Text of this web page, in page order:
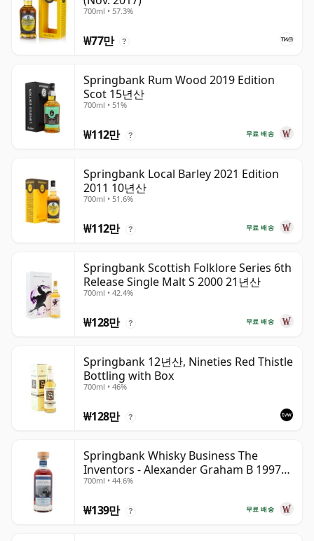
700ml • 57.3%
₩77만 ?
Springbank Rum Wood 2019 Edition
Scot 15년산
700ml • 51%
무료 배송
₩112만 ?
Springbank Local Barley 2021 Edition
2011 10년산
700ml • 51.6%
무료 배송
₩112만 ?
Springbank Scottish Folklore Series 6th
Release Single Malt S 2000 21년산
700ml • 42.4%
무료 배송
₩128만 ?
Springbank 12년산, Nineties Red Thistle
Bottling with Box
700ml • 46%
₩128만 ?
Springbank Whisky Business The
Inventors - Alexander Graham B 1997
28년산
700ml • 44.6%
무료 배송
₩139만 ?